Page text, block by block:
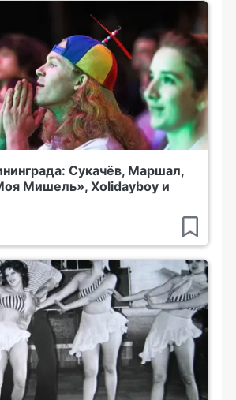
Сукачёв, Маршал,
Мишель», Xolidayboy и